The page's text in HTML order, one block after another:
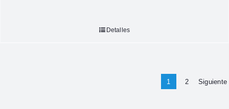
Detalles
1 2 Siguiente